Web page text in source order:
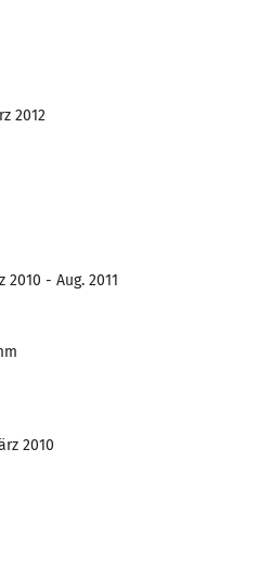
2012
2010 - Aug. 2011
2010